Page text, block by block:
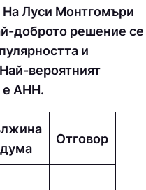
На Луси Монтгомъри
доброто решение се
и
вероятният
е АНН.
Отговор